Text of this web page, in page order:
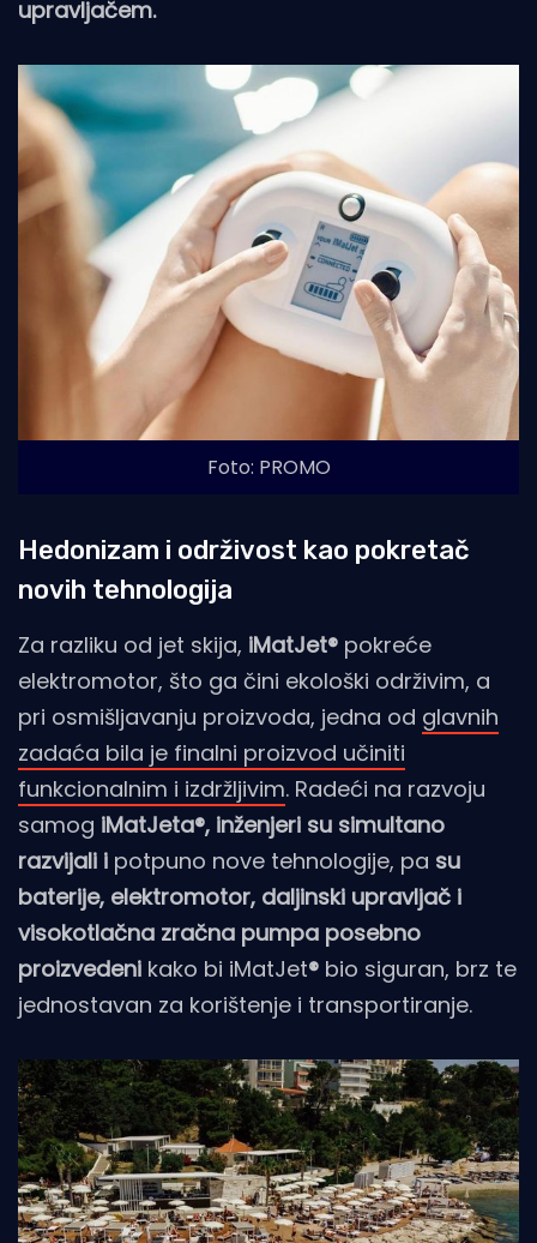
upravljačem.
Foto: PROMO
Hedonizam i održivost kao pokretač
novih tehnologija
Za razliku od jet skija, iMatJet® pokreće
elektromotor, što ga čini ekološki održivim, a
pri osmišljavanju proizvoda, jedna od glavnih
zadaća bila je finalni proizvod učiniti
funkcionalnim i izdržljivim. Radeći na razvoju
samog iMatJeta®, inženjeri su simultano
razvijali i potpuno nove tehnologije, pa su
baterije, elektromotor, daljinski upravljač i
visokotlačna zračna pumpa posebno
proizvedeni kako bi iMatJet® bio siguran, brz te
jednostavan za korištenje i transportiranje.